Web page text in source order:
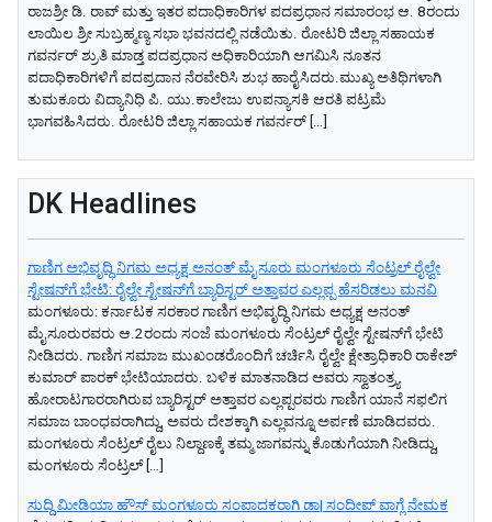
ರಾಜಶ್ರೀ ಡಿ. ರಾವ್ ಮತ್ತು ಇತರ ಪದಾಧಿಕಾರಿಗಳ ಪದಪ್ರಧಾನ ಸಮಾರಂಭ ಆ. 8ರಂದು
ಲಾಯಿಲ ಶ್ರೀ ಸುಬ್ರಹ್ಮಣ್ಯ ಸಭಾ ಭವನದಲ್ಲಿ ನಡೆಯಿತು. ರೋಟರಿ ಜಿಲ್ಲಾ ಸಹಾಯಕ
ಗವರ್ನರ್ ಶ್ರುತಿ ಮಾಡ್ತ ಪದಪ್ರಧಾನ ಅಧಿಕಾರಿಯಾಗಿ ಆಗಮಿಸಿ ನೂತನ
ಪದಾಧಿಕಾರಿಗಳಿಗೆ ಪದಪ್ರದಾನ ನೆರವೇರಿಸಿ ಶುಭ ಹಾರೈಸಿದರು.ಮುಖ್ಯ ಅತಿಥಿಗಳಾಗಿ
ತುಮಕೂರು ವಿದ್ಯಾನಿಧಿ ಪಿ. ಯು.ಕಾಲೇಜು ಉಪನ್ಯಾಸಕಿ ಆರತಿ ಪಟ್ರಮೆ
ಭಾಗವಹಿಸಿದರು. ರೋಟರಿ ಜಿಲ್ಲಾ ಸಹಾಯಕ ಗವರ್ನರ್ […]
DK Headlines
ಗಾಣಿಗ ಅಭಿವೃದ್ಧಿ ನಿಗಮ ಅಧ್ಯಕ್ಷ‌ ಅನಂತ್‌ ಮೈಸೂರು ಮಂಗಳೂರು ಸೆಂಟ್ರಲ್‌ ರೈಲ್ವೇ
ಸ್ಟೇಷನ್‌ಗೆ ಭೇಟಿ: ರೈಲ್ವೇ ಸ್ಟೇಷನ್‌ಗೆ ಬ್ಯಾರಿಸ್ಟರ್‌ ಅತ್ತಾವರ ಎಲ್ಲಪ್ಪ ಹೆಸರಿಡಲು ಮನವಿ
ಮಂಗಳೂರು: ಕರ್ನಾಟಕ ಸರಕಾರ ಗಾಣಿಗ ಅಭಿವೃದ್ಧಿ ನಿಗಮ ಅಧ್ಯಕ್ಷ‌ ಅನಂತ್‌
ಮೈಸೂರುರವರು ಆ.2ರಂದು ಸಂಜೆ ಮಂಗಳೂರು ಸೆಂಟ್ರಲ್‌ ರೈಲ್ವೇ ಸ್ಟೇಷನ್‌ಗೆ ಭೇಟಿ
ನೀಡಿದರು. ಗಾಣಿಗ ಸಮಾಜ ಮುಖಂಡರೊಂದಿಗೆ ಚರ್ಚಿಸಿ ರೈಲ್ವೇ ಕ್ಷೇತ್ರಾಧಿಕಾರಿ ರಾಕೇಶ್‌
ಕುಮಾರ್‌ ಪಾರಕ್‌ ಭೇಟಿಯಾದರು. ಬಳಿಕ ಮಾತನಾಡಿದ ಅವರು ಸ್ವಾತಂತ್ರ್ಯ
ಹೋರಾಟಗಾರರಾಗಿರುವ ಬ್ಯಾರಿಸ್ಟರ್‌ ಅತ್ತಾವರ ಎಲ್ಲಪ್ಪರವರು ಗಾಣಿಗ ಯಾನೆ ಸಫಲಿಗ
ಸಮಾಜ ಬಾಂಧವರಾಗಿದ್ದು, ಅವರು ದೇಶಕ್ಕಾಗಿ ಎಲ್ಲವನ್ನೂ ಅರ್ಪಣೆ ಮಾಡಿದವರು.
ಮಂಗಳೂರು ಸೆಂಟ್ರಲ್‌ ರೈಲು ನಿಲ್ದಾಣಕ್ಕೆ ತಮ್ಮ ಜಾಗವನ್ನು ಕೊಡುಗೆಯಾಗಿ ನೀಡಿದ್ದು,
ಮಂಗಳೂರು ಸೆಂಟ್ರಲ್‌ […]
ಸುದ್ದಿ ಮೀಡಿಯಾ ಹೌಸ್ ಮಂಗಳೂರು ಸಂಪಾದಕರಾಗಿ ಡಾ| ಸಂದೀಪ್ ವಾಗ್ಲೆ ನೇಮಕ